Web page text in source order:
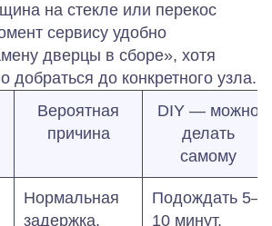
на стекле или перекос
сервису удобно
дверцы в сборе», хотя
добраться до конкретного узла.
Вероятная
причина
DIY — можно
делать
самому
Нормальная
задержка,
Подождать 5–
10 минут,